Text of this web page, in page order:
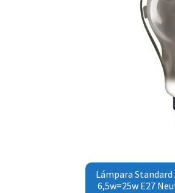
Lámpara Standard
6,5w=25w E27